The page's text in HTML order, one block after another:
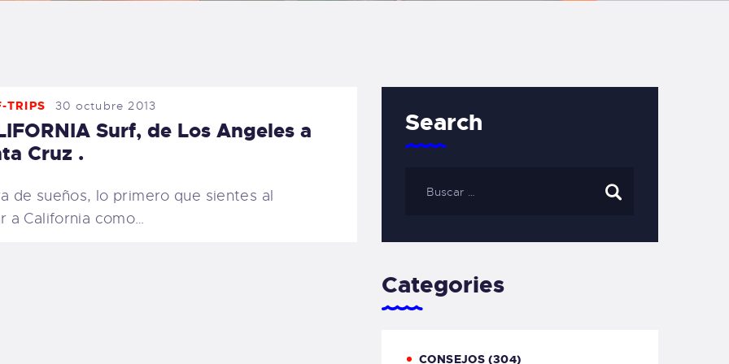
CARRITO
FAMILY
TRIPS 30 octubre 2013
Surf, de Los Angeles a
Cruz .
de sueños, lo primero que sientes al
a California como…
Search
Categories
CONSEJOS (304)